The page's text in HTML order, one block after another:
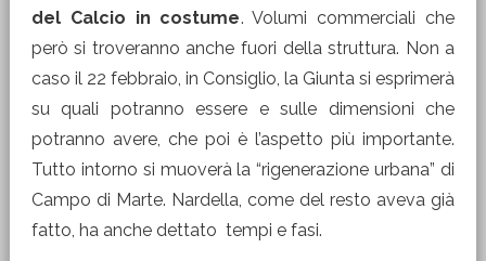
del Calcio in costume. Volumi commerciali che
però si troveranno anche fuori della struttura. Non a
caso il 22 febbraio, in Consiglio, la Giunta si esprimerà
su quali potranno essere e sulle dimensioni che
potranno avere, che poi è l’aspetto più importante.
Tutto intorno si muoverà la “rigenerazione urbana” di
Campo di Marte. Nardella, come del resto aveva già
fatto, ha anche dettato tempi e fasi.